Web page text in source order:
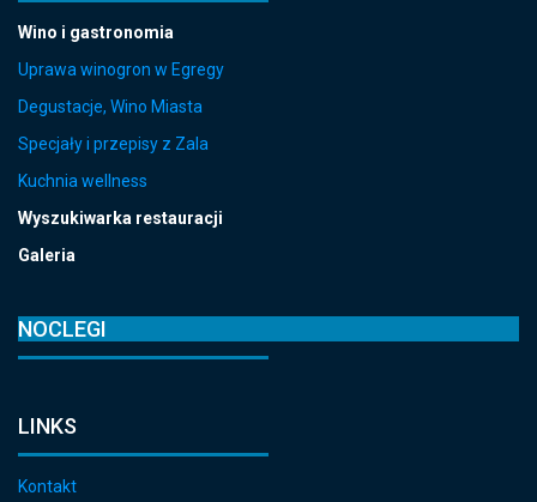
Wino i gastronomia
Uprawa winogron w Egregy
Degustacje, Wino Miasta
Specjały i przepisy z Zala
Kuchnia wellness
Wyszukiwarka restauracji
Galeria
NOCLEGI
LINKS
Kontakt